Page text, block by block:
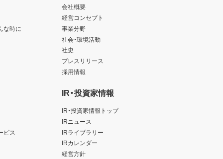
な時に
ビス
会社概要
経営コンセプト
事業分野
社会・環境活動
社史
プレスリリース
採用情報
IR・投資家情報
IR・投資家情報トップ
IRニュース
IRライブラリー
IRカレンダー
経営方針